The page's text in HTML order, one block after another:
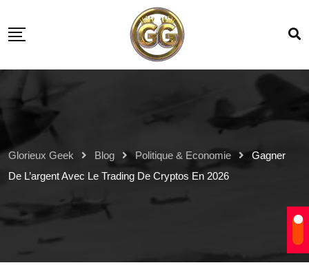
Glorieux Geek Blog Politique & Economie
Gagner
De L’argent Avec Le Trading De Cryptos En 2026